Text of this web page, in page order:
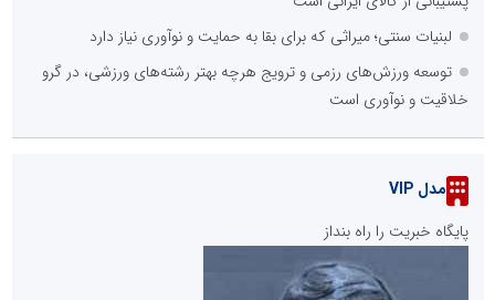
لبنیات سنتی؛ میراثی که برای بقا به حمایت و نوآوری نیاز دارد
توسعه ورزش‌های رزمی و ترویج هرچه بهتر رشته‌های ورزشی، در گرو
خلاقیت و نوآوری است
مدل VIP
پایگاه خبریت را راه بنداز